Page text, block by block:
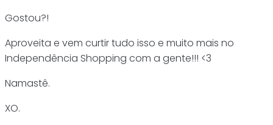
Gostou?!
Aproveita e vem curtir tudo isso e muito mais no
Independência Shopping com a gente!!! <3
Namastê.
XO.